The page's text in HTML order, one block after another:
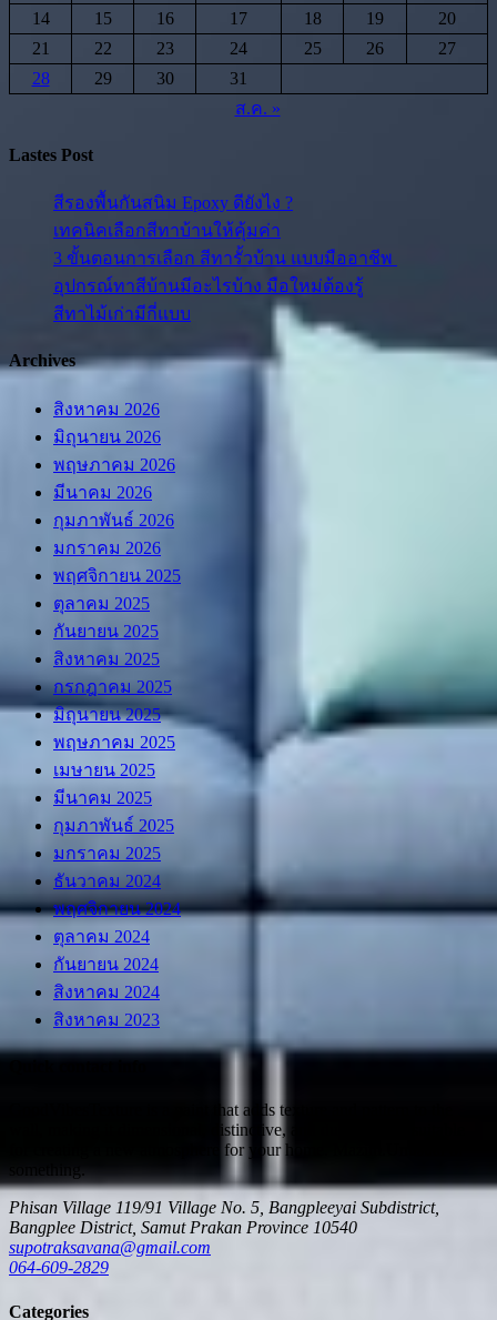
14
15 16 17 18 19
20
21
22 23 24 25 26
27
28
29 30
31
ส.ค. »
Lastes Post
สีรองพื้นกันสนิม Epoxy ดียังไง ?
เทคนิคเลือกสีทาบ้านให้คุ้มค่า
3 ขั้นตอนการเลือก สีทารั้วบ้าน แบบมืออาชีพ
อุปกรณ์ทาสีบ้านมีอะไรบ้าง มือใหม่ต้องรู้
สีทาไม้เก่ามีกี่แบบ
Archives
สิงหาคม 2026
มิถุนายน 2026
พฤษภาคม 2026
มีนาคม 2026
กุมภาพันธ์ 2026
มกราคม 2026
พฤศจิกายน 2025
ตุลาคม 2025
กันยายน 2025
สิงหาคม 2025
กรกฎาคม 2025
มิถุนายน 2025
พฤษภาคม 2025
เมษายน 2025
มีนาคม 2025
กุมภาพันธ์ 2025
มกราคม 2025
ธันวาคม 2024
พฤศจิกายน 2024
ตุลาคม 2024
กันยายน 2024
สิงหาคม 2024
สิงหาคม 2023
GoodVibesTexture is a paint that adds texture and pattern to the
wall, making it dimensional, distinctive, and durable. It is suitable
for creating a new atmosphere for your home.
something.
Phisan Village 119/91 Village No. 5, Bangpleeyai Subdistrict,
Bangplee District, Samut Prakan Province 10540
supotraksavana@gmail.com
064-609-2829
Categories